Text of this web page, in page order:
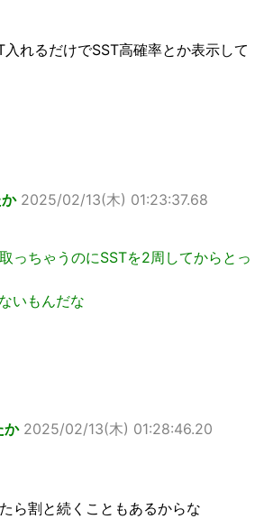
れるだけでSST高確率とか表示して
2025/02/13(木) 01:23:37.68
っちゃうのにSSTを2周してからとっ
いもんだな
か 2025/02/13(木) 01:28:46.20
ら割と続くこともあるからな